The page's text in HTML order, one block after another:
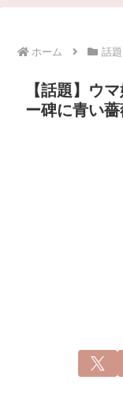
ホーム 話題
【話題】ウ
ー碑に青い